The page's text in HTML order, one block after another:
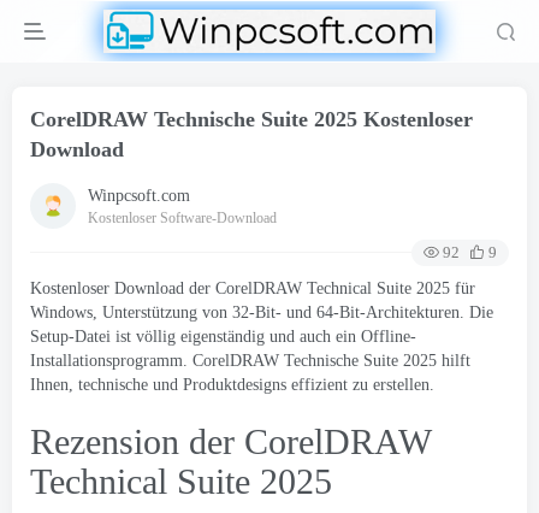
CorelDRAW Technische Suite 2025 Kostenloser
Download
Winpcsoft.com
Kostenloser Software-Download
92
9
Kostenloser Download der CorelDRAW Technical Suite 2025 für
Windows, Unterstützung von 32-Bit- und 64-Bit-Architekturen. Die
Setup-Datei ist völlig eigenständig und auch ein Offline-
Installationsprogramm. CorelDRAW Technische Suite 2025 hilft
Ihnen, technische und Produktdesigns effizient zu erstellen.
Rezension der CorelDRAW
Technical Suite 2025